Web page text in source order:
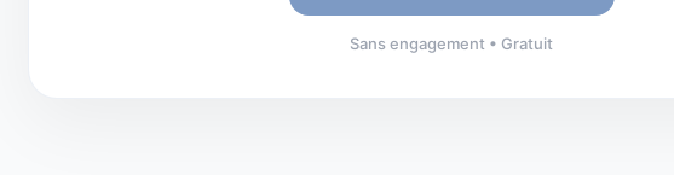
Sans engagement • Gratuit